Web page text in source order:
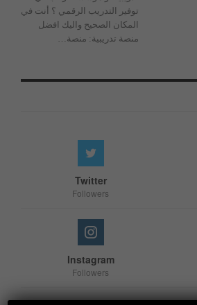
توفير التدريب الرقمي ؟
أنت في
المكان الصحيح واليك افضل
منصة تدريبية: منصة …
Twitter
Followers
Instagram
Followers